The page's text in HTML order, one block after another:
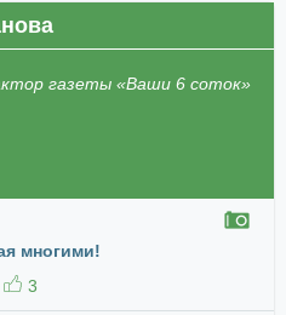
газеты «Ваши 6 соток»
многими!
3